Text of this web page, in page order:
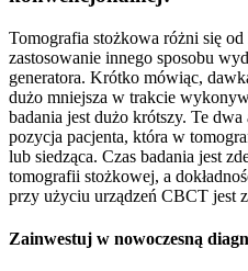
Tomografia stożkowa różni się
zastosowanie innego sposobu
generatora. Krótko mówiąc,
dużo mniejsza w trakcie
badania jest dużo krótszy. Te
pozycja pacjenta, która w
lub siedząca. Czas badania jest
tomografii stożkowej, a
przy użyciu urządzeń CBCT jest
Zainwestuj w nowoczesną